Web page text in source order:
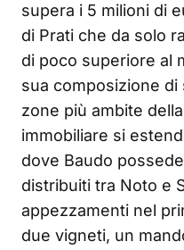
supera i 5 milioni di
di Prati che da solo
di poco superiore al
sua composizione di
zone più ambite
immobiliare si
dove Baudo
distribuiti tra Noto e
appezzamenti nel
due vigneti, un